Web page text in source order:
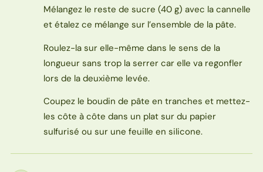
Mélangez le reste de sucre (40 g) avec la cannelle
et étalez ce mélange sur l’ensemble de la pâte.
Roulez-la sur elle-même dans le sens de la
longueur sans trop la serrer car elle va regonfler
lors de la deuxième levée.
Coupez le boudin de pâte en tranches et mettez-
les côte à côte dans un plat sur du papier
sulfurisé ou sur une feuille en silicone.